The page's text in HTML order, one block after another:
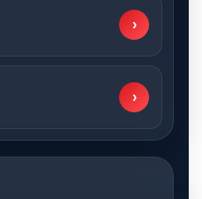
›
›